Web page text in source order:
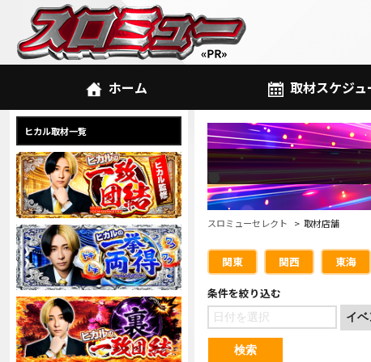
ホーム 取材スケジュ
ヒカル取材一覧
スロミューセレクト 取材店舗
関東 関西 東海
条件を絞り込む
検索